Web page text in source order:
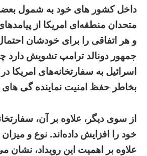
داخل کشور های خود به شمول
متحدان منطقه‌ای امریکا از
و هر اتفاقی را برای خودشان
جمهور دونالد ترامپ تشویش دارد
اسرائیل به سفارتخانه‌های امریکا
بخاطر حفظ امنیت نماینده گی های
از سوی دیگر، علاوه بر آن،
خود را افزایش داده‌اند. نوع و
علاوه بر اهمیت این رویداد، نشان